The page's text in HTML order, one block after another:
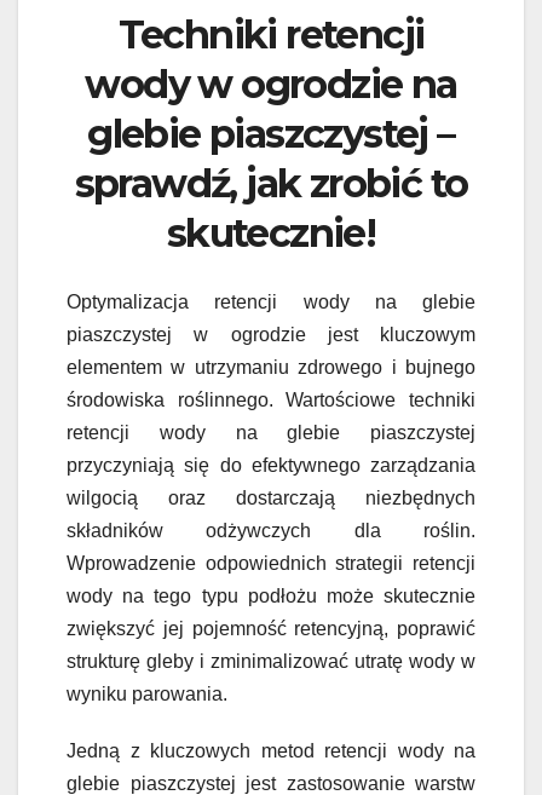
Techniki retencji
wody w ogrodzie na
glebie piaszczystej –
sprawdź, jak zrobić to
skutecznie!
Optymalizacja retencji wody na glebie
piaszczystej w ogrodzie jest kluczowym
elementem w utrzymaniu zdrowego i bujnego
środowiska roślinnego. Wartościowe techniki
retencji wody na glebie piaszczystej
przyczyniają się do efektywnego zarządzania
wilgocią oraz dostarczają niezbędnych
składników odżywczych dla roślin.
Wprowadzenie odpowiednich strategii retencji
wody na tego typu podłożu może skutecznie
zwiększyć jej pojemność retencyjną, poprawić
strukturę gleby i zminimalizować utratę wody w
wyniku parowania.
Jedną z kluczowych metod retencji wody na
glebie piaszczystej jest zastosowanie warstw